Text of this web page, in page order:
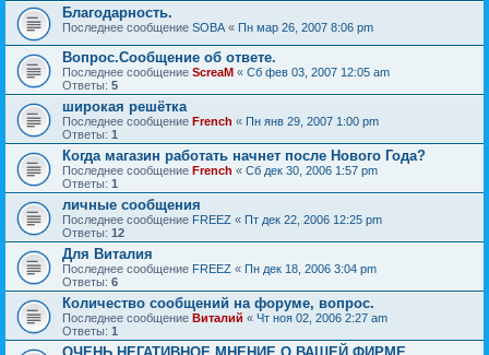
Благодарность.
Последнее сообщение SOBA « Пн мар 26, 2007 8:06 pm
Вопрос.Сообщение об ответе.
Последнее сообщение ScreaM « Сб фев 03, 2007 12:05 am
Ответы: 5
широкая решётка
Последнее сообщение French « Пн янв 29, 2007 1:00 pm
Ответы: 1
Когда магазин работать начнет после Нового Года?
Последнее сообщение French « Сб дек 30, 2006 1:57 pm
Ответы: 1
личные сообщения
Последнее сообщение FREEZ « Пт дек 22, 2006 12:25 pm
Ответы: 12
Для Виталия
Последнее сообщение FREEZ « Пн дек 18, 2006 3:04 pm
Ответы: 6
Количество сообщений на форуме, вопрос.
Последнее сообщение Виталий « Чт ноя 02, 2006 2:27 am
Ответы: 1